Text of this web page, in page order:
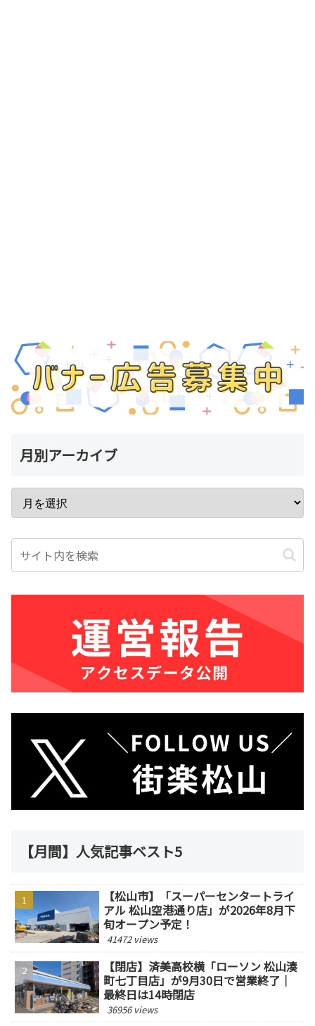
月別アーカイブ
【月間】人気記事ベスト5
【松山市】「スーパーセンタートライ
アル 松山空港通り店」が2026年8月下
旬オープン予定！
41472 views
【閉店】済美高校横「ローソン 松山湊
町七丁目店」が9月30日で営業終了｜
最終日は14時閉店
36956 views